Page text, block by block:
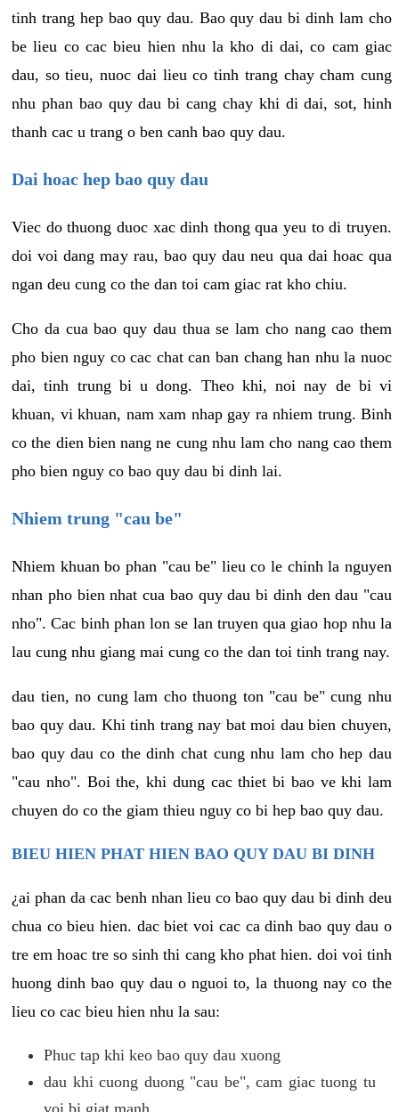
tinh trang hep bao quy dau. Bao quy dau bi dinh lam cho
be lieu co cac bieu hien nhu la kho di dai, co cam giac
dau, so tieu, nuoc dai lieu co tinh trang chay cham cung
nhu phan bao quy dau bi cang chay khi di dai, sot, hinh
thanh cac u trang o ben canh bao quy dau.
Dai hoac hep bao quy dau
Viec do thuong duoc xac dinh thong qua yeu to di truyen.
doi voi dang may rau, bao quy dau neu qua dai hoac qua
ngan deu cung co the dan toi cam giac rat kho chiu.
Cho da cua bao quy dau thua se lam cho nang cao them
pho bien nguy co cac chat can ban chang han nhu la nuoc
dai, tinh trung bi u dong. Theo khi, noi nay de bi vi
khuan, vi khuan, nam xam nhap gay ra nhiem trung. Binh
co the dien bien nang ne cung nhu lam cho nang cao them
pho bien nguy co bao quy dau bi dinh lai.
Nhiem trung "cau be"
Nhiem khuan bo phan "cau be" lieu co le chinh la nguyen
nhan pho bien nhat cua bao quy dau bi dinh den dau "cau
nho". Cac binh phan lon se lan truyen qua giao hop nhu la
lau cung nhu giang mai cung co the dan toi tinh trang nay.
dau tien, no cung lam cho thuong ton "cau be" cung nhu
bao quy dau. Khi tinh trang nay bat moi dau bien chuyen,
bao quy dau co the dinh chat cung nhu lam cho hep dau
"cau nho". Boi the, khi dung cac thiet bi bao ve khi lam
chuyen do co the giam thieu nguy co bi hep bao quy dau.
BIEU HIEN PHAT HIEN BAO QUY DAU BI DINH
¿ai phan da cac benh nhan lieu co bao quy dau bi dinh deu
chua co bieu hien. dac biet voi cac ca dinh bao quy dau o
tre em hoac tre so sinh thi cang kho phat hien. doi voi tinh
huong dinh bao quy dau o nguoi to, la thuong nay co the
lieu co cac bieu hien nhu la sau:
Phuc tap khi keo bao quy dau xuong
dau khi cuong duong "cau be", cam giac tuong tu